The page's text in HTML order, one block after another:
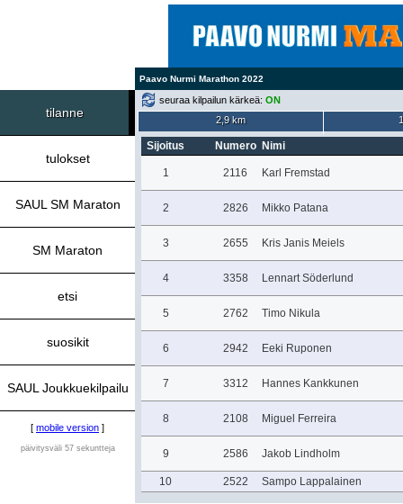
Paavo Nurmi Marathon 2022
tilanne
tulokset
SAUL SM Maraton
SM Maraton
etsi
suosikit
SAUL Joukkuekilpailu
[ mobile version ]
päivitysväli 57 sekuntteja
seuraa kilpailun kärkeä: ON
2,9 km
Sijoitus Numero Nimi
1 2116 Karl Fremstad
2 2826 Mikko Patana
3 2655 Kris Janis Meiels
4 3358 Lennart Söderlund
5 2762 Timo Nikula
6 2942 Eeki Ruponen
7 3312 Hannes Kankkunen
8 2108 Miguel Ferreira
9 2586 Jakob Lindholm
10 2522 Sampo Lappalainen